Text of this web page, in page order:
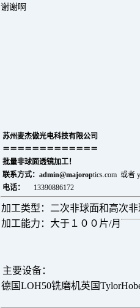
谢谢啊
苏州麦杰傲光电科技有限公司
＝＝＝＝＝＝＝＝＝＝＝＝＝
批量非球面透镜加工！
联系方式： admin@majoroptics.com 或者
电话：
13390886172
加工类型：二次非球面和高次非
加工能力：大于１００片/月
主要设备：
德国LOH50铣磨机英国